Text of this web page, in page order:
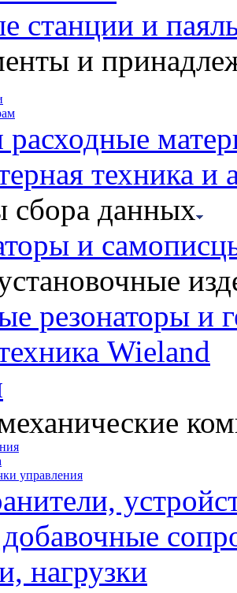
станции и
и
техника и
сбора данных
и
резонаторы и
Wieland
управления
нагрузки